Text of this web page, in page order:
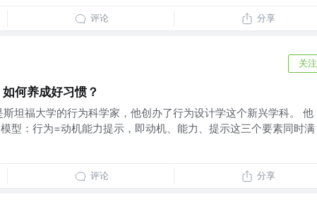
评论 分享
关注
何养成好习惯？
坦福大学的行为科学家，他创办了行为设计学这个新兴学科。 他
型：行为=动机能力提示，即动机、能力、提示这三个要素同时满
评论 分享